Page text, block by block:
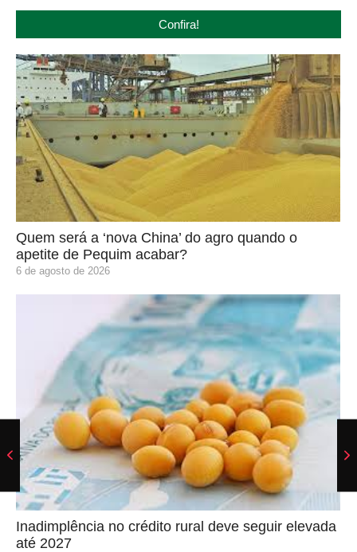
Confira!
Quem será a ‘nova China’ do agro quando o
apetite de Pequim acabar?
6 de agosto de 2026
Inadimplência no crédito rural deve seguir elevada
até 2027